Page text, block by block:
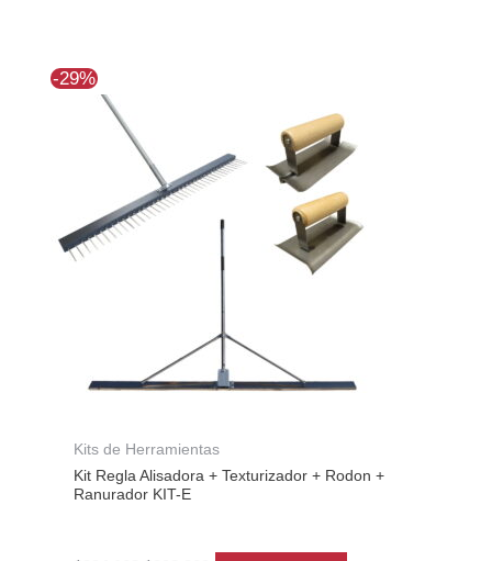
-29%
Kits de Herramientas
Kit Regla Alisadora + Texturizador + Rodon +
Ranurador KIT-E
$294.168.$208.369.